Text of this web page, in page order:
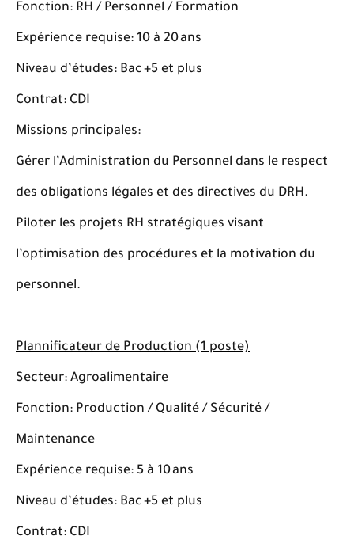
Fonction: RH / Personnel / Formation
Expérience requise: 10 à 20 ans
Niveau d’études: Bac +5 et plus
Contrat: CDI
Missions principales:
Gérer l’Administration du Personnel dans le respect
des obligations légales et des directives du DRH.
Piloter les projets RH stratégiques visant
l’optimisation des procédures et la motivation du
personnel.
Plannificateur de Production (1 poste)
Secteur: Agroalimentaire
Fonction: Production / Qualité / Sécurité /
Maintenance
Expérience requise: 5 à 10 ans
Niveau d’études: Bac +5 et plus
Contrat: CDI